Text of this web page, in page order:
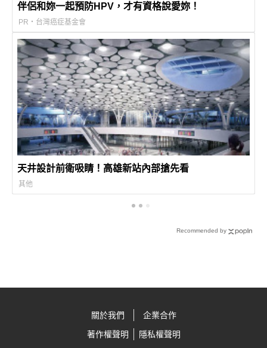
伴侶和妳一起預防HPV，才有資格說愛妳！
PR・台灣癌症基金會
天井設計前衛吸睛！高雄新站內部搶先看
其他
Recommended by
關於我們
企業合作
著作權聲明
隱私權聲明